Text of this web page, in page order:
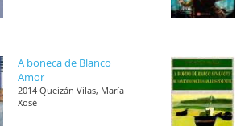
A boneca de Blanco
Amor
2014 Queizán Vilas, María
Xosé